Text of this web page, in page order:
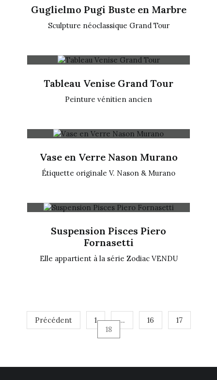
Guglielmo Pugi Buste en Marbre
Sculpture néoclassique Grand Tour
Tableau Venise Grand Tour
Peinture vénitien ancien
Vase en Verre Nason Murano
Étiquette originale V. Nason & Murano
Suspension Pisces Piero
Fornasetti
Elle appartient à la série Zodiac VENDU
Précédent 1 … 16
17
18